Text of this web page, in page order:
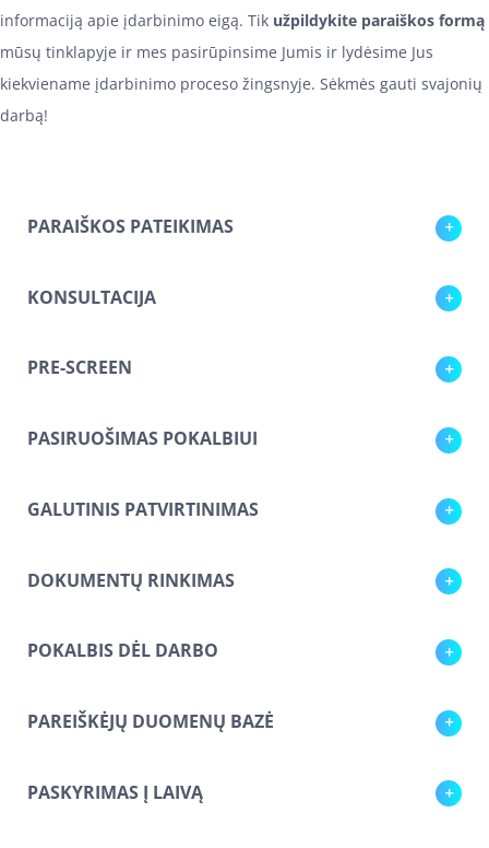
informaciją apie įdarbinimo eigą. Tik užpildykite paraiškos formą
mūsų tinklapyje ir mes pasirūpinsime Jumis ir lydėsime Jus
kiekviename įdarbinimo proceso žingsnyje. Sėkmės gauti svajonių
darbą!
PARAIŠKOS PATEIKIMAS
KONSULTACIJA
PRE-SCREEN
PASIRUOŠIMAS POKALBIUI
GALUTINIS PATVIRTINIMAS
DOKUMENTŲ RINKIMAS
POKALBIS DĖL DARBO
PAREIŠKĖJŲ DUOMENŲ BAZĖ
PASKYRIMAS Į LAIVĄ